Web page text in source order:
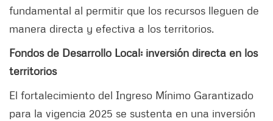
fundamental al permitir que los recursos lleguen de
manera directa y efectiva a los territorios.
Fondos de Desarrollo Local: inversión directa en los
territorios
El fortalecimiento del Ingreso Mínimo Garantizado
para la vigencia 2025 se sustenta en una inversión